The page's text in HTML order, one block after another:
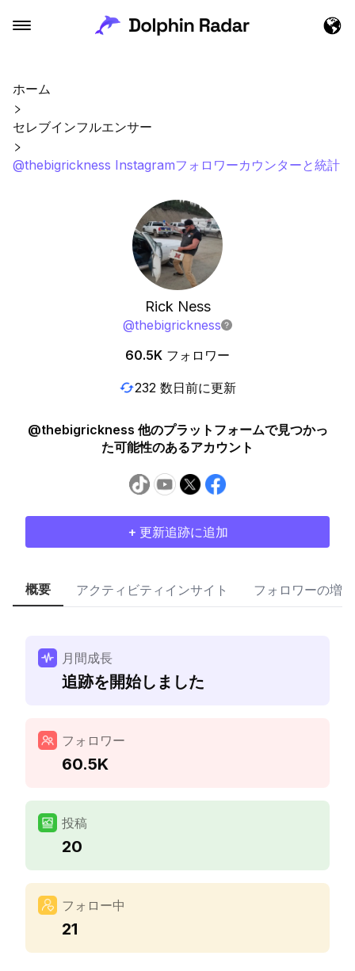
ホーム
セレブインフルエンサー
@thebigrickness Instagramフォロワーカウンターと統計
Rick Ness
@thebigrickness
60.5K フォロワー
232 数日前に更新
@thebigrickness 他のプラットフォームで見つかっ
た可能性のあるアカウント
+ 更新追跡に追加
概要 アクティビティインサイト フォロワーの増加
月間成長
追跡を開始しました
フォロワー
60.5K
投稿
20
フォロー中
21